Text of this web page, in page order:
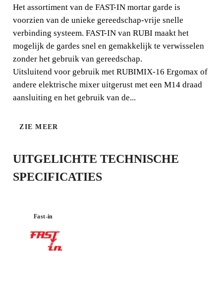
van vloeistoffen en lage dichtheid, hoge vloeibaarheid
materialen.
Het assortiment van de FAST-IN mortar garde is
voorzien van de unieke gereedschap-vrije snelle
verbinding systeem. FAST-IN van RUBI maakt het
mogelijk de gardes snel en gemakkelijk te verwisselen
zonder het gebruik van gereedschap.
Uitsluitend voor gebruik met RUBIMIX-16 Ergomax of
andere elektrische mixer uitgerust met een M14 draad
aansluiting en het gebruik van de...
ZIE MEER
UITGELICHTE TECHNISCHE
SPECIFICATIES
Fast-in